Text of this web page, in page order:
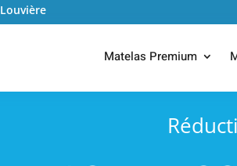
Matelas Premium